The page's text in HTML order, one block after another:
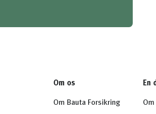
Om os
Om Bauta Forsikring
En